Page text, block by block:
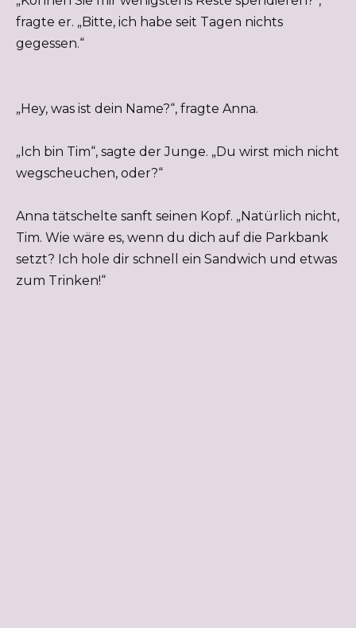
fragte er. „Bitte, ich habe seit Tagen nichts
gegessen.“
„Hey, was ist dein Name?“, fragte Anna.
„Ich bin Tim“, sagte der Junge. „Du wirst mich nicht
wegscheuchen, oder?“
Anna tätschelte sanft seinen Kopf. „Natürlich nicht,
Tim. Wie wäre es, wenn du dich auf die Parkbank
setzt? Ich hole dir schnell ein Sandwich und etwas
zum Trinken!“